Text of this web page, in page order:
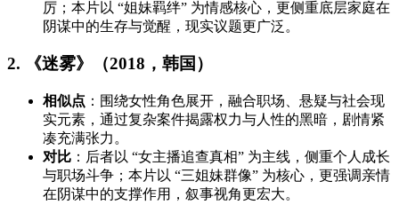
厉；本片以 “姐妹羁绊” 为情感核心，更侧重底层家庭在
阴谋中的生存与觉醒，现实议题更广泛。
2. 《迷雾》（2018，韩国）
相似点 ：围绕女性角色展开，融合职场、悬疑与社会现
实元素，通过复杂案件揭露权力与人性的黑暗，剧情紧
凑充满张力。
对比 ：后者以 “女主播追查真相” 为主线，侧重个人成长
与职场斗争；本片以 “三姐妹群像” 为核心，更强调亲情
在阴谋中的支撑作用，叙事视角更宏大。